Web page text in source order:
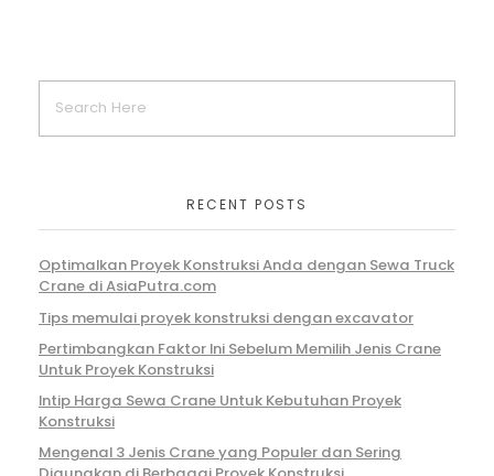
RECENT POSTS
Optimalkan Proyek Konstruksi Anda dengan Sewa Truck
Crane di AsiaPutra.com
Tips memulai proyek konstruksi dengan excavator
Pertimbangkan Faktor Ini Sebelum Memilih Jenis Crane
Untuk Proyek Konstruksi
Intip Harga Sewa Crane Untuk Kebutuhan Proyek
Konstruksi
Mengenal 3 Jenis Crane yang Populer dan Sering